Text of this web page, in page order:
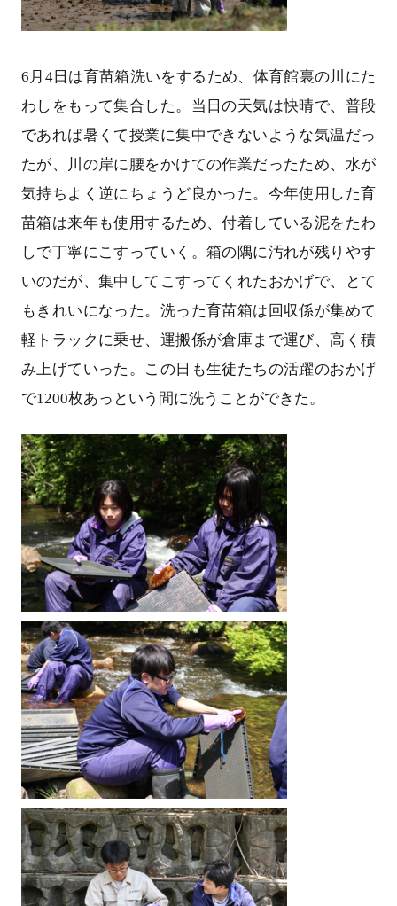
6月4日は育苗箱洗いをするため、体育館裏の川にた
わしをもって集合した。当日の天気は快晴で、普段
であれば暑くて授業に集中できないような気温だっ
たが、川の岸に腰をかけての作業だったため、水が
気持ちよく逆にちょうど良かった。今年使用した育
苗箱は来年も使用するため、付着している泥をたわ
しで丁寧にこすっていく。箱の隅に汚れが残りやす
いのだが、集中してこすってくれたおかげで、とて
もきれいになった。洗った育苗箱は回収係が集めて
軽トラックに乗せ、運搬係が倉庫まで運び、高く積
み上げていった。この日も生徒たちの活躍のおかげ
で1200枚あっという間に洗うことができた。